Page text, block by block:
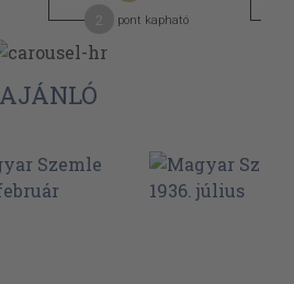
pont kapható
AJÁNLÓ